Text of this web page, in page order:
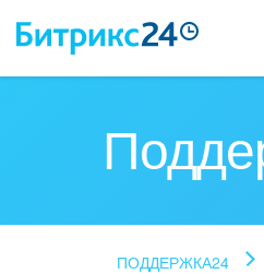
ПОДДЕРЖКА24